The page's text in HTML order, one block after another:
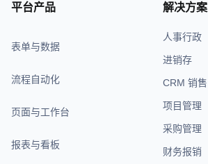
平台产品
表单与数据
流程自动化
页面与工作台
报表与看板
解决方案
人事行政
进销存
CRM 销售
项目管理
采购管理
财务报销